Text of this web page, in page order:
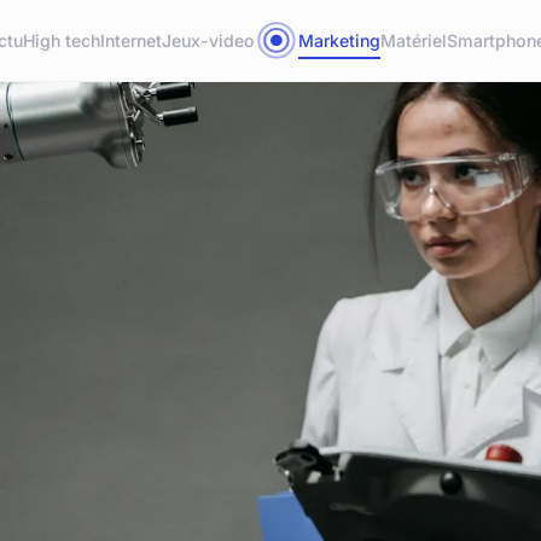
High techInternetJeux-video MarketingMatériel